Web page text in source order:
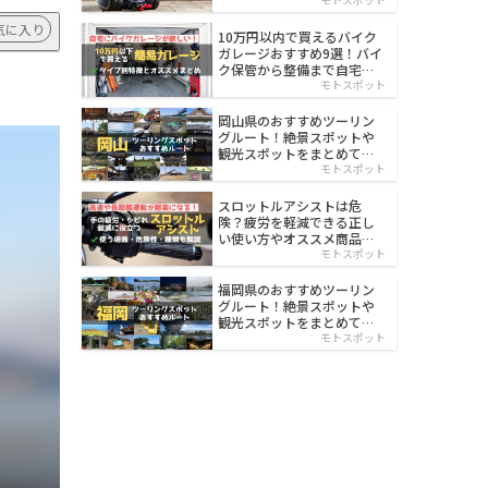
に入り
10万円以内で買えるバイク
ガレージおすすめ9選！バイ
ク保管から整備まで自宅で
モトスポット
岡山県のおすすめツーリン
グルート！絶景スポットや
観光スポットをまとめて紹
モトスポット
スロットルアシストは危
険？疲労を軽減できる正し
い使い方やオススメ商品を
モトスポット
福岡県のおすすめツーリン
グルート！絶景スポットや
観光スポットをまとめて紹
モトスポット